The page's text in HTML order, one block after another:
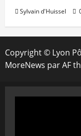
Sylvain d'Huissel
Copyright © Lyon
MoreNews par AF